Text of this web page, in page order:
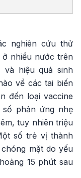
nghiên cứu thử
ở nhiều nước trên
hiệu quả sinh
về các tai biến
đến loại vaccine
phản ứng nhẹ
tuy nhiên triệu
số trẻ vị thành
mặt do yếu
15 phút sau